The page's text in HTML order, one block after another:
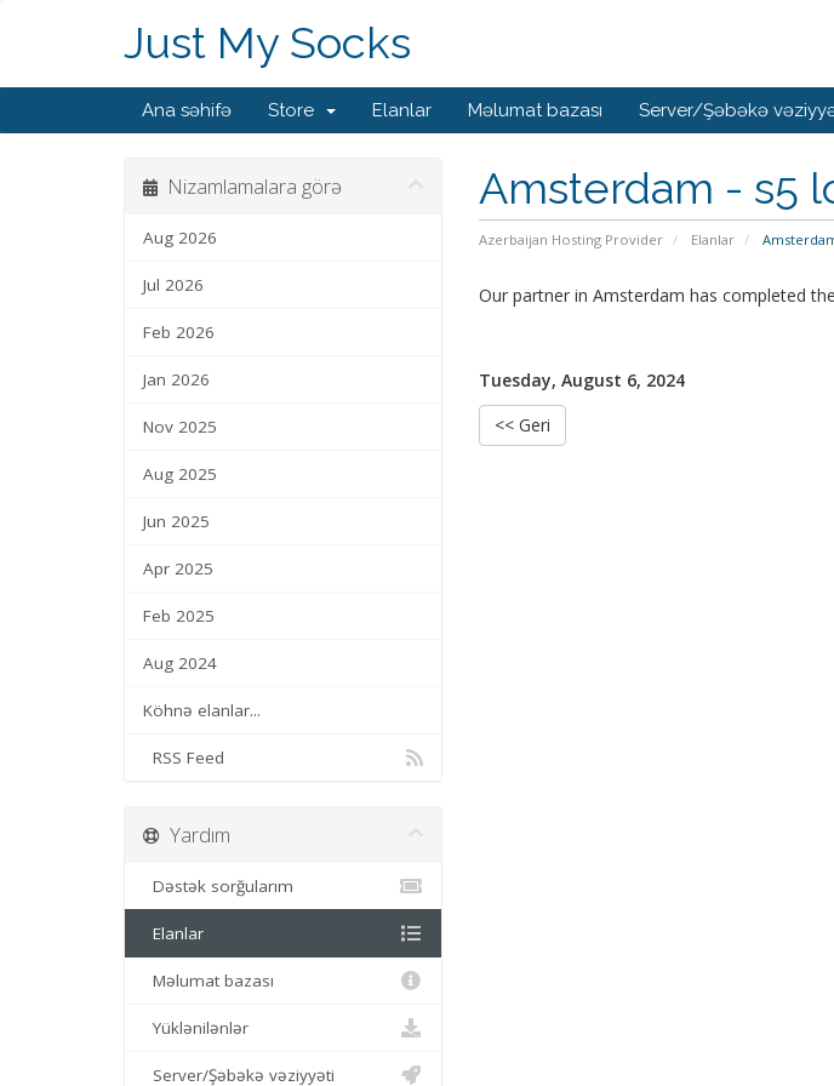
Just My Socks
Ana səhifə Store Elanlar Məlumat bazası Server/Şəbəkə
Amsterdam - s5
Azerbaijan Hosting Provider Elanlar
Nizamlamalara görə
Aug 2026
Jul 2026
Feb 2026
Jan 2026
Nov 2025
Aug 2025
Jun 2025
Apr 2025
Feb 2025
Aug 2024
Köhnə elanlar...
RSS Feed
Our partner in Amsterdam has completed
Tuesday, August 6, 2024
<< Geri
Yardım
Dəstək sorğularım
Elanlar
Məlumat bazası
Yüklənilənlər
Server/Şəbəkə vəziyyəti